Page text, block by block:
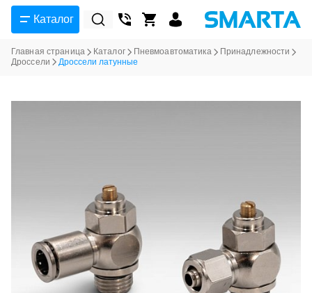
Каталог
Главная страница Каталог Пневмоавтоматика
Принадлежности
Дроссели
Дроссели латунные